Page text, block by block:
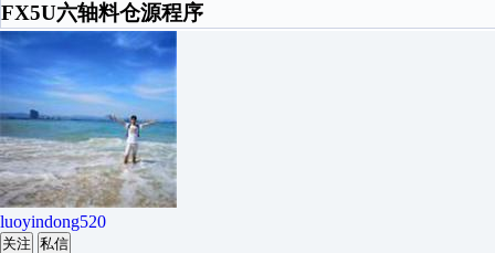
FX5U六轴料仓源程序
luoyindong520
关注 私信